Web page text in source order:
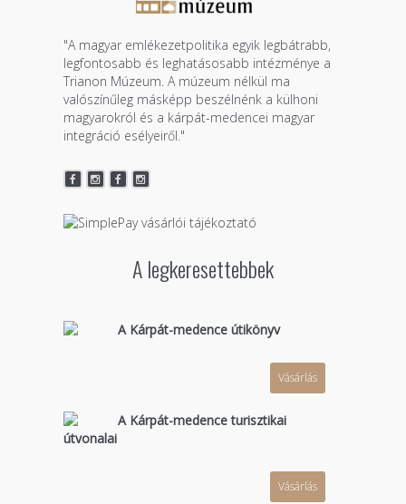
"A magyar emlékezetpolitika egyik legbátrabb,
legfontosabb és leghatásosabb intézménye a
Trianon Múzeum. A múzeum nélkül ma
valószínűleg másképp beszélnénk a külhoni
magyarokról és a kárpát-medencei magyar
integráció esélyeiről."
A legkeresettebbek
A Kárpát-medence útikönyv
Vásárlás
A Kárpát-medence turisztikai
útvonalai
Vásárlás